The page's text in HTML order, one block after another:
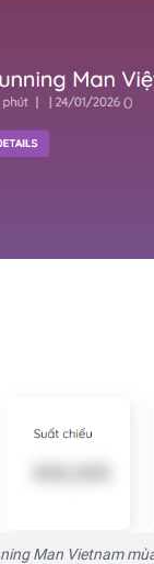
Man Vietnam